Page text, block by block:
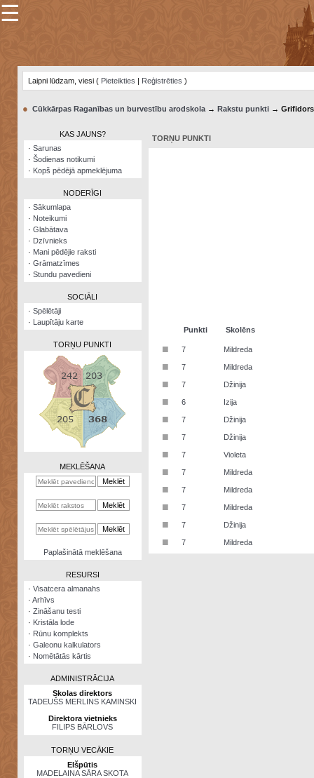
×
Šodienas
notikumi
Visatcera
almanahs
Arhīvs
Zināšanu
kalkulators
Nomētātās
☰
Laipni lūdzam, viesi ( Pieteikties | Reģistrēties )
● Cūkkārpas Raganības un burvestību arodskola→ Rakstu punkti→ Grifidors
KAS JAUNS?
· Sarunas
· Šodienas notikumi
· Kopš pēdējā apmeklējuma
NODERĪGI
· Sākumlapa
· Noteikumi
· Glabātava
· Dzīvnieks
· Mani pēdējie raksti
· Grāmatzīmes
· Stundu pavedieni
SOCIĀLI
· Spēlētāji
· Laupītāju karte
TORŅU PUNKTI
MEKLĒŠANA
Paplašinātā meklēšana
RESURSI
· Visatcera almanahs
· Arhīvs
· Zināšanu testi
· Kristāla lode
· Rūnu komplekts
· Galeonu kalkulators
· Nomētātās kārtis
ADMINISTRĀCIJA
Skolas direktors
TADEUŠS MERLINS KAMINSKI
Direktora vietnieks
FILIPS BĀRLOVS
TORŅU VECĀKIE
Elšpūtis
MADELAINA SĀRA SKOTA
TORŅU PUNKTI
Punkti Skolēns
■ 7 Mildreda
■ 7 Mildreda
■ 7 Džinija
■ 6 Izija
■ 7 Džinija
■ 7 Džinija
■ 7 Violeta
■ 7 Mildreda
■ 7 Mildreda
■ 7 Mildreda
■ 7 Džinija
■ 7 Mildreda